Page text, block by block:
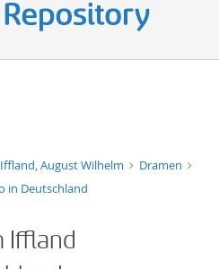
Iffland, August Wilhelm
Dramen
in Deutschland
Iffland